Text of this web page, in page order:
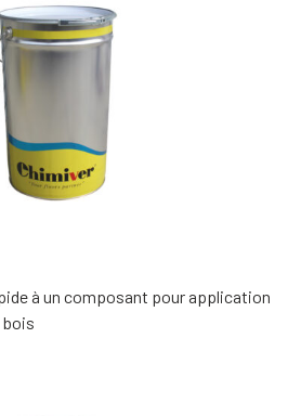
à un composant pour application
bois